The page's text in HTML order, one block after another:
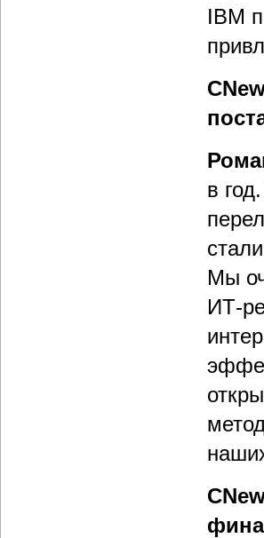
IBM
в
Мы
ИТ-